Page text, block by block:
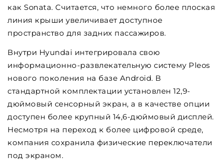
как Sonata. Считается, что немного более плоская
линия крыши увеличивает доступное
пространство для задних пассажиров.
Внутри Hyundai интегрировала свою
информационно-развлекательную систему Pleos
нового поколения на базе Android. В
стандартной комплектации установлен 12,9-
дюймовый сенсорный экран, а в качестве опции
доступен более крупный 14,6-дюймовый дисплей.
Несмотря на переход к более цифровой среде,
компания сохранила физические переключатели
под экраном.